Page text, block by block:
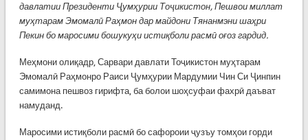
давлатии Президенти Ҷумҳурии Тоҷикистон, Пешвои миллат
муҳтарам Эмомалӣ Раҳмон дар майдони Тянанмэни шаҳри
Пекин бо маросими бошукуҳи истиқболи расмӣ оғоз гардид.
Меҳмони олиқадр, Сарвари давлати Тоҷикистон муҳтарам
Эмомалӣ Раҳмонро Раиси Ҷумҳурии Мардумии Чин Си Ҷинпин
самимона пешвоз гирифта, ба болои шоҳсуфаи фахрӣ даъват
намуданд.
Маросими истиқболи расмӣ бо сафороии ҷузъу томҳои горди